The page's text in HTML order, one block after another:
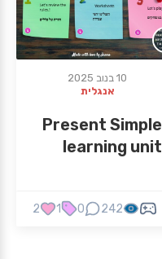
10 בנוב 2025
אנגלית
Present Simple
learning unit
242
0
1
2